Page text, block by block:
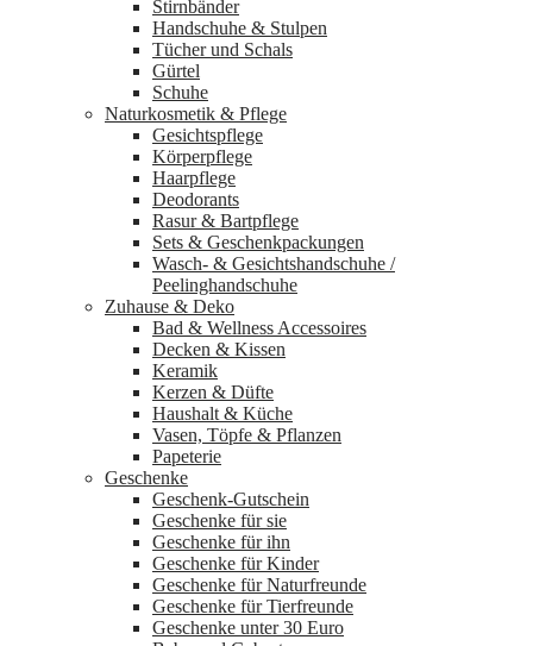
Stirnbänder
Handschuhe & Stulpen
Tücher und Schals
Gürtel
Schuhe
Naturkosmetik & Pflege
Gesichtspflege
Körperpflege
Haarpflege
Deodorants
Rasur & Bartpflege
Sets & Geschenkpackungen
Wasch‑ & Gesichtshandschuhe /
Peelinghandschuhe
Zuhause & Deko
Bad & Wellness Accessoires
Decken & Kissen
Keramik
Kerzen & Düfte
Haushalt & Küche
Vasen, Töpfe & Pflanzen
Papeterie
Geschenke
Geschenk-Gutschein
Geschenke für sie
Geschenke für ihn
Geschenke für Kinder
Geschenke für Naturfreunde
Geschenke für Tierfreunde
Geschenke unter 30 Euro